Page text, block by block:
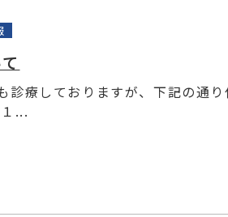
診療しておりますが、下記の通
...